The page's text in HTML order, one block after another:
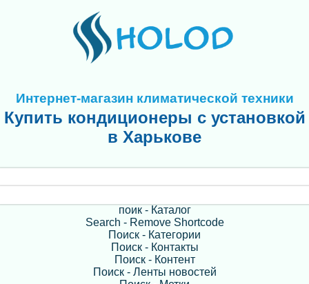
Интернет-магазин климатической техники
Купить кондиционеры с установкой
в Харькове
поик - Каталог
Search - Remove Shortcode
Поиск - Категории
Поиск - Контакты
Поиск - Контент
Поиск - Ленты новостей